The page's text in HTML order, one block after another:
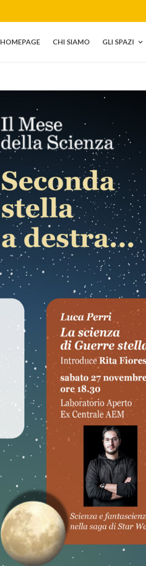
HOMEPAGE CHI SIAMO GLI SPAZI